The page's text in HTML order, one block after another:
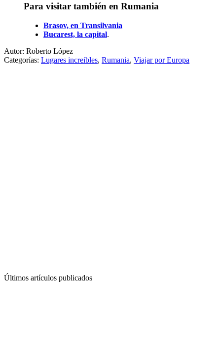
Para visitar también en Rumania
Brasov, en Transilvania
Bucarest, la capital.
Autor: Roberto López
Categorías: Lugares increibles, Rumania, Viajar por Europa
Últimos artículos publicados